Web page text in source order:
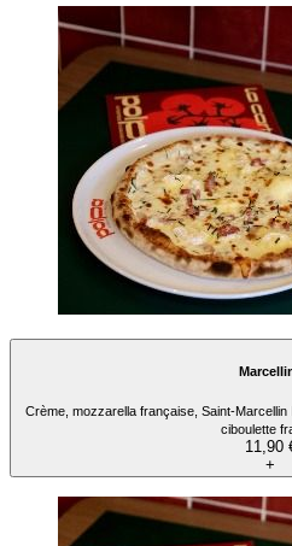
Crème, mozzarella française, Saint-
ciboulette
11,90
+